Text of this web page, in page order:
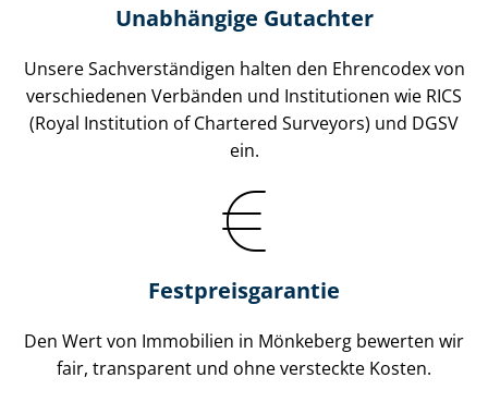
Unabhängige Gutachter
Unsere Sach­ver­stän­di­gen halten den Ehrencodex von
verschiedenen Verbänden und Institutionen wie RICS
(Royal Institution of Chartered Surveyors) und DGSV
ein.
Festpreis​garantie
Den Wert von Immobilien in Mönkeberg bewerten wir
fair, transparent und ohne versteckte Kosten.